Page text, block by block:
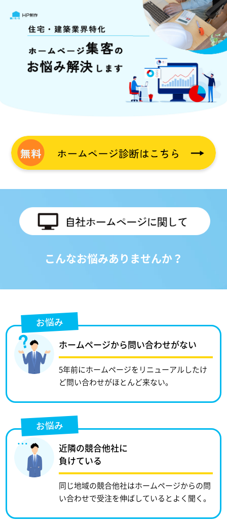
こんなお悩みありませんか？
お悩み
ホームページから問い合わせがない
5年前にホームページをリニューアルしたけ
ど問い合わせがほとんど来ない。
お悩み
近隣の競合他社に
負けている
同じ地域の競合他社はホームページからの問
い合わせで受注を伸ばしているとよく聞く。